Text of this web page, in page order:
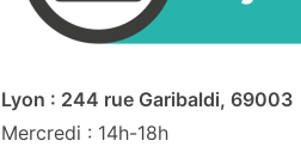
Lyon : 244 rue Garibaldi, 69003
Mercredi : 14h-18h